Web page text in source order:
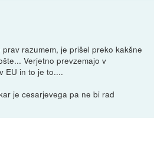
razumem, je prišel preko kakšne
Verjetno prevzemajo v
EU in to je to....
je cesarjevega pa ne bi rad